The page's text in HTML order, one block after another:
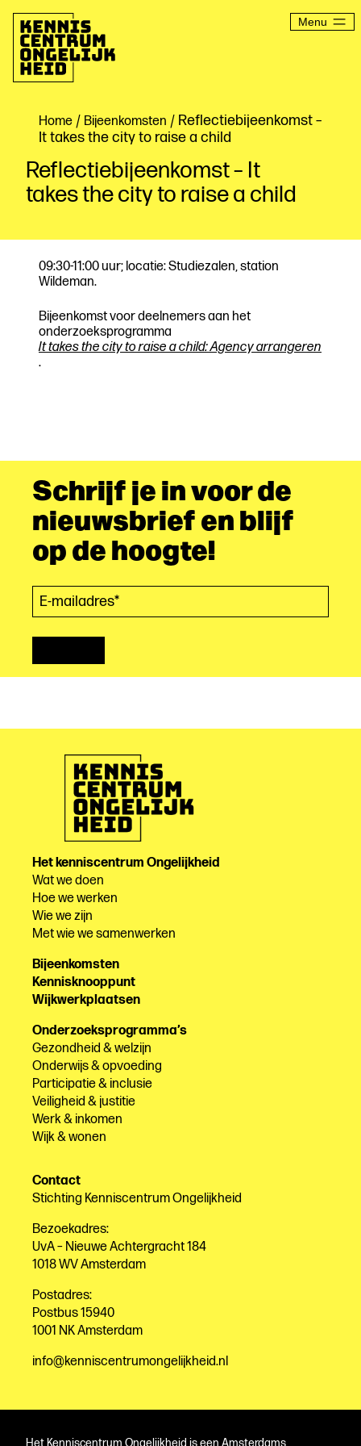
naar
inhoud
Menu
Home / Bijeenkomsten / Reflectiebijeenkomst –
It takes the city to raise a child
Reflectiebijeenkomst – It
takes the city to raise a child
09:30-11:00 uur; locatie: Studiezalen, station
Wildeman.
Bijeenkomst voor deelnemers aan het
onderzoeksprogramma
It takes the city to raise a child: Agency arrangeren
.
Schrijf je in voor de
nieuwsbrief en blijf
op de hoogte!
Het kenniscentrum Ongelijkheid
Wat we doen
Hoe we werken
Wie we zijn
Met wie we samenwerken
Bijeenkomsten
Kennisknooppunt
Wijkwerkplaatsen
Onderzoeksprogramma’s
Gezondheid & welzijn
Onderwijs & opvoeding
Participatie & inclusie
Veiligheid & justitie
Werk & inkomen
Wijk & wonen
Contact
Stichting Kenniscentrum Ongelijkheid
Bezoekadres:
UvA – Nieuwe Achtergracht 184
1018 WV Amsterdam
Postadres:
Postbus 15940
1001 NK Amsterdam
info@kenniscentrumongelijkheid.nl
Het Kenniscentrum Ongelijkheid is een Amsterdams